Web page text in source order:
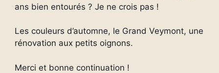
ans bien entourés ? Je ne crois pas !
Les couleurs d’automne, le Grand Veymont, une
rénovation aux petits oignons.
Merci et bonne continuation !